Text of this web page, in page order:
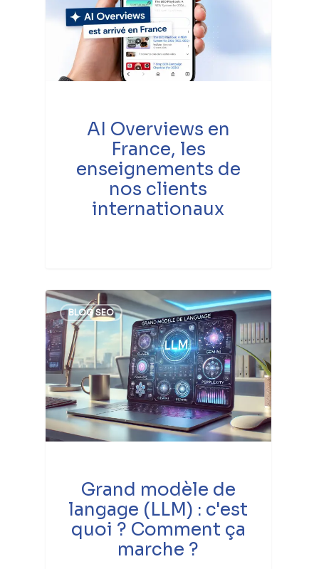
AI Overviews en
France, les
enseignements de
nos clients
internationaux
BLOG SEO
Grand modèle de
langage (LLM) : c'est
quoi ? Comment ça
marche ?